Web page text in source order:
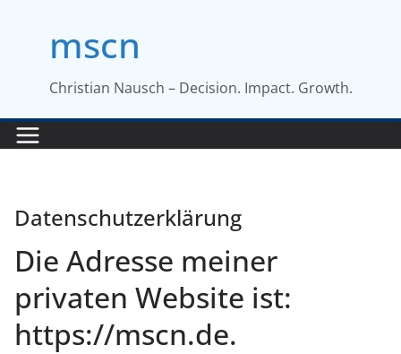
springenmscn
Christian Nausch – Decision. Impact. Growth.
Datenschutzerklärung
Die Adresse meiner
privaten Website ist:
https://mscn.de.